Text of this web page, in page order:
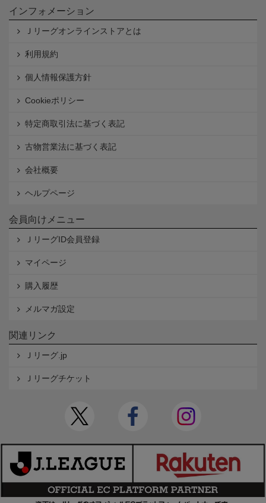
インフォメーション
Ｊリーグオンラインストアとは
利用規約
個人情報保護方針
Cookieポリシー
特定商取引法に基づく表記
古物営業法に基づく表記
会社概要
ヘルプページ
会員向けメニュー
ＪリーグID会員登録
マイページ
購入履歴
メルマガ設定
関連リンク
Ｊリーグ.jp
Ｊリーグチケット